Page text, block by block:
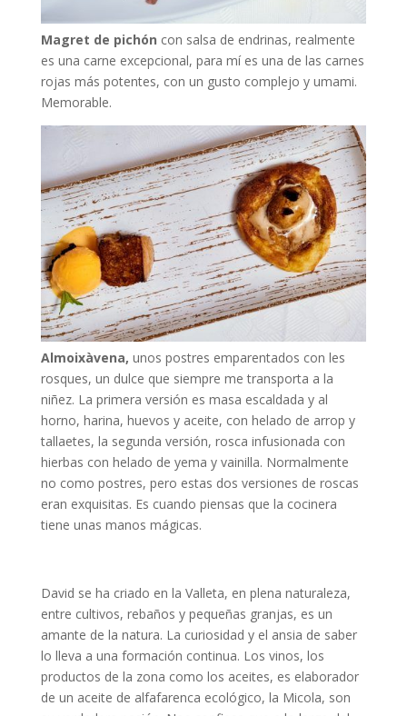
Magret de pichón con salsa de endrinas, realmente
es una carne excepcional, para mí es una de las carnes
rojas más potentes, con un gusto complejo y umami.
Memorable.
Almoixàvena, unos postres emparentados con les
rosques, un dulce que siempre me transporta a la
niñez. La primera versión es masa escaldada y al
horno, harina, huevos y aceite, con helado de arrop y
tallaetes, la segunda versión, rosca infusionada con
hierbas con helado de yema y vainilla. Normalmente
no como postres, pero estas dos versiones de roscas
eran exquisitas. Es cuando piensas que la cocinera
tiene unas manos mágicas.
David se ha criado en la Valleta, en plena naturaleza,
entre cultivos, rebaños y pequeñas granjas, es un
amante de la natura. La curiosidad y el ansia de saber
lo lleva a una formación continua. Los vinos, los
productos de la zona como los aceites, es elaborador
de un aceite de alfafarenca ecológico, la Micola, son